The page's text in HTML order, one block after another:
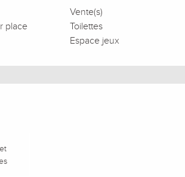
Vente(s)
place
Toilettes
Espace jeux
prestations